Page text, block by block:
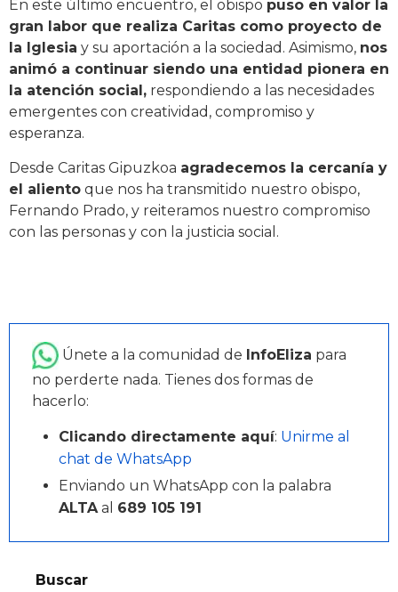
En este último encuentro, el obispo puso en valor la
gran labor que realiza Caritas como proyecto de
la Iglesia y su aportación a la sociedad. Asimismo, nos
animó a continuar siendo una entidad pionera en
la atención social, respondiendo a las necesidades
emergentes con creatividad, compromiso y
esperanza.
Desde Caritas Gipuzkoa agradecemos la cercanía y
el aliento que nos ha transmitido nuestro obispo,
Fernando Prado, y reiteramos nuestro compromiso
con las personas y con la justicia social.
Únete a la comunidad de InfoEliza para
no perderte nada. Tienes dos formas de
hacerlo:
Clicando directamente aquí: Unirme al
chat de WhatsApp
Enviando un WhatsApp con la palabra
ALTAal 689 105 191
Buscar